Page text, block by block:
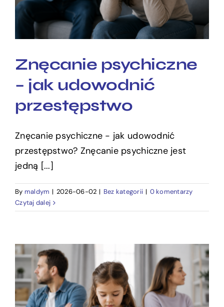
Znęcanie psychiczne
– jak udowodnić
przestępstwo
Znęcanie psychiczne - jak udowodnić
przestępstwo? Znęcanie psychiczne jest
jedną [...]
By maldym | 2026-06-02 | Bez kategorii | 0 komentarzy
Czytaj dalej